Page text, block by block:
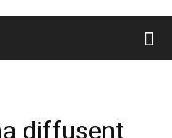
diffusent